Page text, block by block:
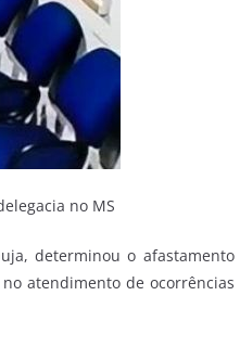
no MS
determinou o afastamento
atendimento de ocorrências